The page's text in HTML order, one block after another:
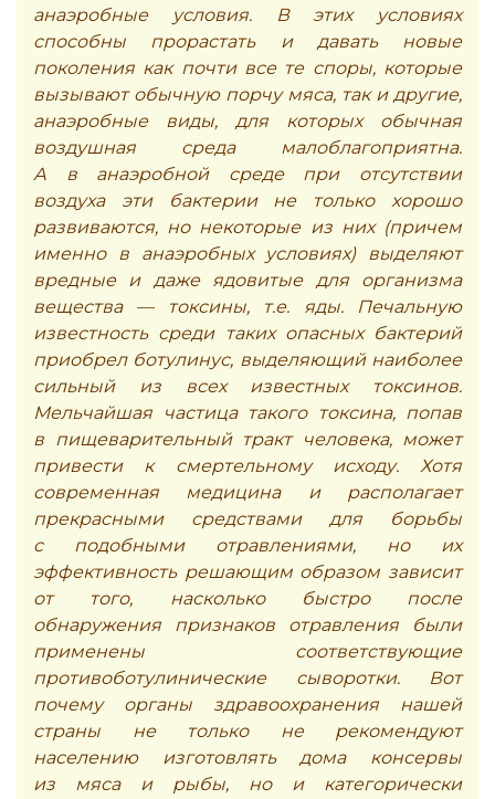
анаэробные условия. В этих условиях
способны прорастать и давать новые
поколения как почти все те споры, которые
вызывают обычную порчу мяса, так и другие,
анаэробные виды, для которых обычная
воздушная среда малоблагоприятна.
А в анаэробной среде при отсутствии
воздуха эти бактерии не только хорошо
развиваются, но некоторые из них (причем
именно в анаэробных условиях) выделяют
вредные и даже ядовитые для организма
вещества — токсины, т.е. яды. Печальную
известность среди таких опасных бактерий
приобрел ботулинус, выделяющий наиболее
сильный из всех известных токсинов.
Мельчайшая частица такого токсина, попав
в пищеварительный тракт человека, может
привести к смертельному исходу. Хотя
современная медицина и располагает
прекрасными средствами для борьбы
с подобными отравлениями, но их
эффективность решающим образом зависит
от того, насколько быстро после
обнаружения признаков отравления были
применены соответствующие
противоботулинические сыворотки. Вот
почему органы здравоохранения нашей
страны не только не рекомендуют
населению изготовлять дома консервы
из мяса и рыбы, но и категорически